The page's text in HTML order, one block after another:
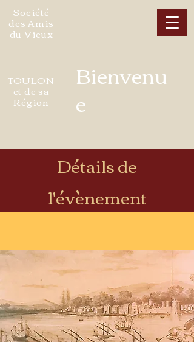
Société
des Amis
du Vieux
TOULON
et de sa
Région
Bienvenu
e
Détails de
l'évènement